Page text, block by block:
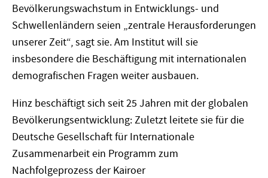
Bevölkerungswachstum in Entwicklungs- und
Schwellenländern seien „zentrale Herausforderungen
unserer Zeit“, sagt sie. Am Institut will sie
insbesondere die Beschäftigung mit internationalen
demografischen Fragen weiter ausbauen.
Hinz beschäftigt sich seit 25 Jahren mit der globalen
Bevölkerungsentwicklung: Zuletzt leitete sie für die
Deutsche Gesellschaft für Internationale
Zusammenarbeit ein Programm zum
Nachfolgeprozess der Kairoer